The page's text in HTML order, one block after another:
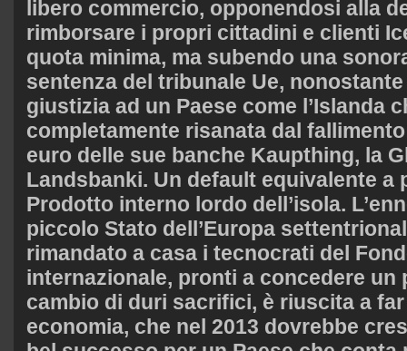
libero commercio, opponendosi alla
rimborsare i propri cittadini e clienti
quota minima, ma subendo una
sentenza del tribunale Ue,
giustizia ad un Paese come l’Islanda
completamente risanata dal
euro delle sue banche Kaupthing, la
Landsbanki. Un default equivalente a
Prodotto interno lordo dell’isola.
piccolo Stato dell’Europa
rimandato a casa i tecnocrati del
internazionale, pronti a concedere un
cambio di duri sacrifici, è riuscita a
economia, che nel 2013 dovrebbe